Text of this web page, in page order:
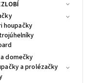
houpačky
domečky
a prolézačky